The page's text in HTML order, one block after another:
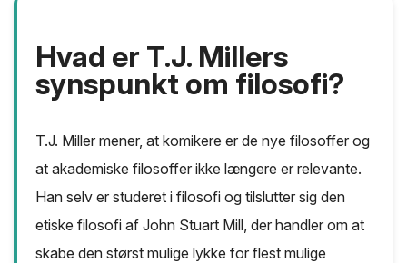
Hvad er T.J. Millers
synspunkt om filosofi?
T.J. Miller mener, at komikere er de nye filosoffer og
at akademiske filosoffer ikke længere er relevante.
Han selv er studeret i filosofi og tilslutter sig den
etiske filosofi af John Stuart Mill, der handler om at
skabe den størst mulige lykke for flest mulige